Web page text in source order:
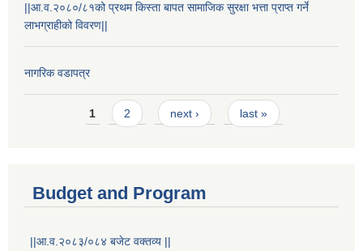
||आ.व.२०८०/८१को प्रथम किस्ता बापत सामाजिक सुरक्षा भत्ता प्राप्त गर्ने
लाभग्राहीको विवरण||
नागरिक वडापत्र
Pages1 2 next › last »
Budget and Program
||आ.व.२०८३/०८४ बजेट वक्तव्य ||